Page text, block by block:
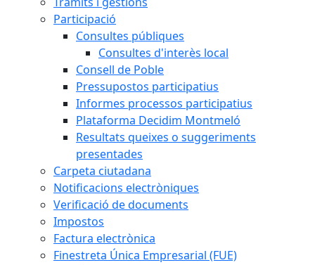
Participació
Consultes públiques
Consultes d'interès local
Consell de Poble
Pressupostos participatius
Informes processos participatius
Plataforma Decidim Montmeló
Resultats queixes o suggeriments
presentades
Carpeta ciutadana
Notificacions electròniques
Verificació de documents
Impostos
Factura electrònica
Finestreta Única Empresarial (FUE)